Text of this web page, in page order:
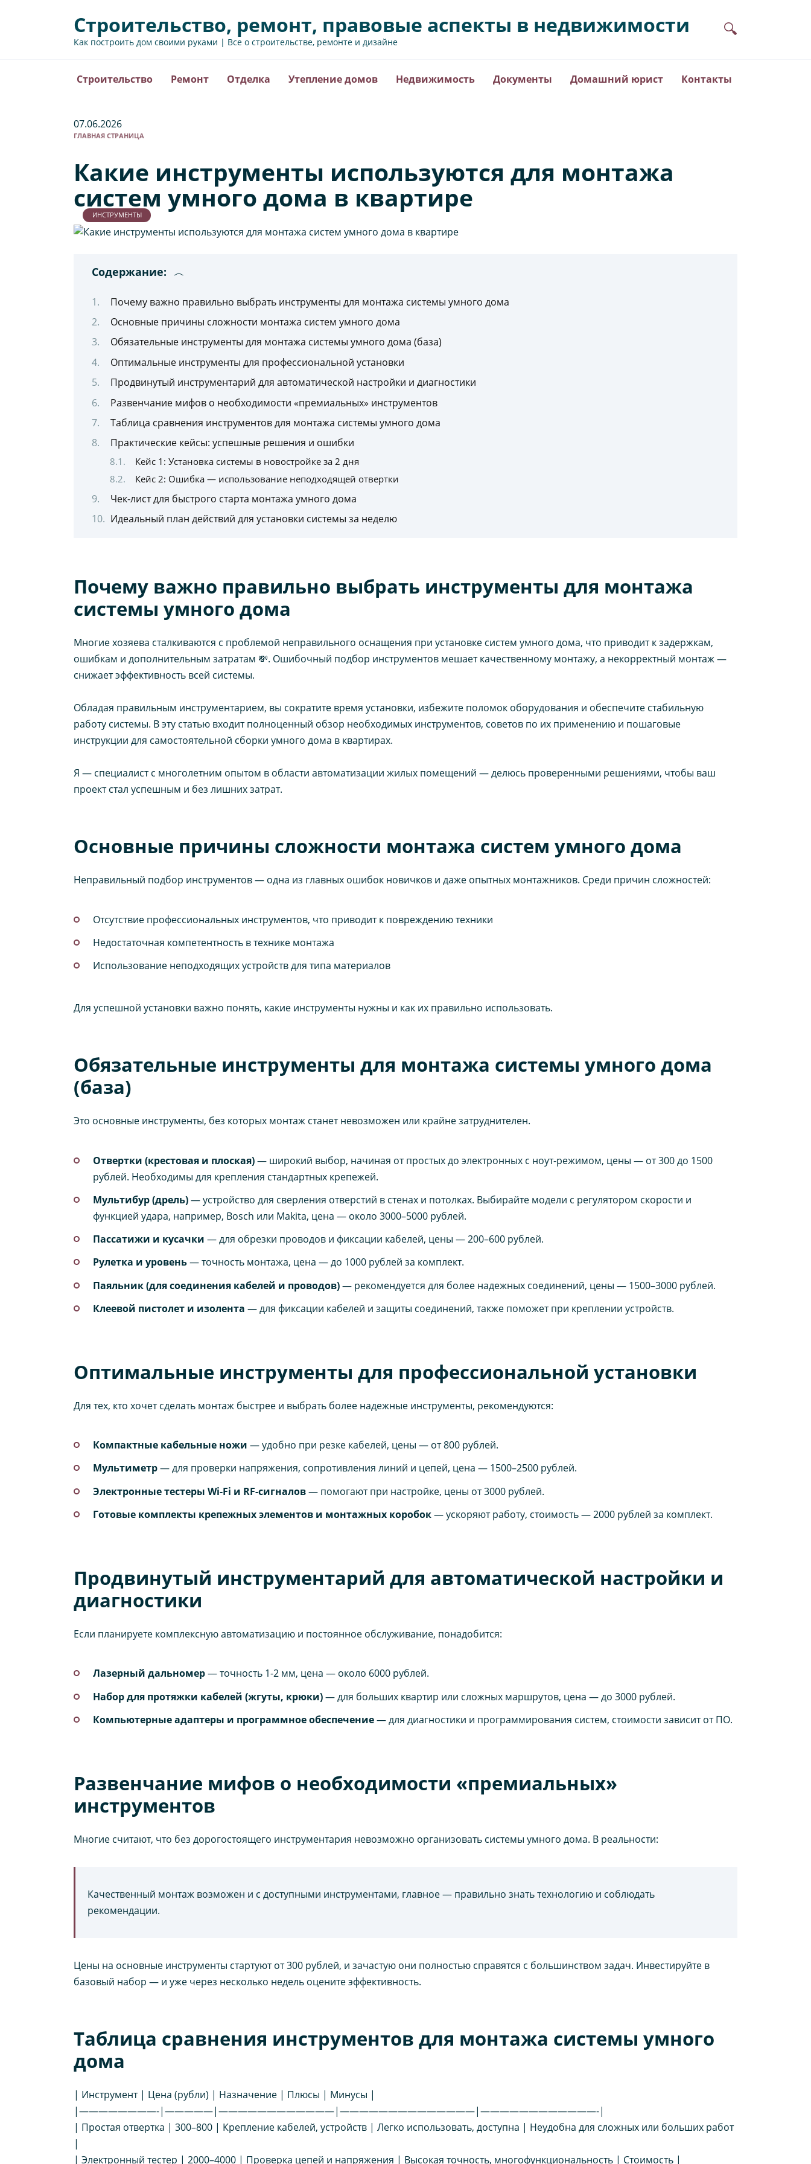
Строительство, ремонт, правовые аспекты в недвижимости
Как построить дом своими руками | Все о строительстве, ремонте и дизайне
Строительство Ремонт Отделка Утепление домов Недвижимость Документы Домашний юрист Контакты
07.06.2026
ГЛАВНАЯ СТРАНИЦА
Какие инструменты используются для монтажа
систем умного дома в квартире
ИНСТРУМЕНТЫ
Содержание:
Почему важно правильно выбрать инструменты для монтажа системы умного дома
Основные причины сложности монтажа систем умного дома
Обязательные инструменты для монтажа системы умного дома (база)
Оптимальные инструменты для профессиональной установки
Продвинутый инструментарий для автоматической настройки и диагностики
Развенчание мифов о необходимости «премиальных» инструментов
Таблица сравнения инструментов для монтажа системы умного дома
Практические кейсы: успешные решения и ошибки
Кейс 1: Установка системы в новостройке за 2 дня
Кейс 2: Ошибка — использование неподходящей отвертки
Чек-лист для быстрого старта монтажа умного дома
Идеальный план действий для установки системы за неделю
Почему важно правильно выбрать инструменты для монтажа
системы умного дома
Многие хозяева сталкиваются с проблемой неправильного оснащения при установке систем умного дома, что приводит к задержкам,
ошибкам и дополнительным затратам 💸. Ошибочный подбор инструментов мешает качественному монтажу, а некорректный монтаж —
снижает эффективность всей системы.
Обладая правильным инструментарием, вы сократите время установки, избежите поломок оборудования и обеспечите стабильную
работу системы. В эту статью входит полноценный обзор необходимых инструментов, советов по их применению и пошаговые
инструкции для самостоятельной сборки умного дома в квартирах.
Я — специалист с многолетним опытом в области автоматизации жилых помещений — делюсь проверенными решениями, чтобы ваш
проект стал успешным и без лишних затрат.
Основные причины сложности монтажа систем умного дома
Неправильный подбор инструментов — одна из главных ошибок новичков и даже опытных монтажников. Среди причин сложностей:
Отсутствие профессиональных инструментов, что приводит к повреждению техники
Недостаточная компетентность в технике монтажа
Использование неподходящих устройств для типа материалов
Для успешной установки важно понять, какие инструменты нужны и как их правильно использовать.
Обязательные инструменты для монтажа системы умного дома
(база)
Это основные инструменты, без которых монтаж станет невозможен или крайне затруднителен.
Отвертки (крестовая и плоская)— широкий выбор, начиная от простых до электронных с ноут-режимом, цены — от 300 до 1500
рублей. Необходимы для крепления стандартных крепежей.
Мультибур (дрель)— устройство для сверления отверстий в стенах и потолках. Выбирайте модели с регулятором скорости и
функцией удара, например, Bosch или Makita, цена — около 3000–5000 рублей.
Пассатижи и кусачки — для обрезки проводов и фиксации кабелей, цены — 200–600 рублей.
Рулетка и уровень— точность монтажа, цена — до 1000 рублей за комплект.
Паяльник (для соединения кабелей и проводов)— рекомендуется для более надежных соединений, цены — 1500–3000 рублей.
Клеевой пистолет и изолента — для фиксации кабелей и защиты соединений, также поможет при креплении устройств.
Оптимальные инструменты для профессиональной установки
Для тех, кто хочет сделать монтаж быстрее и выбрать более надежные инструменты, рекомендуются:
Компактные кабельные ножи — удобно при резке кабелей, цены — от 800 рублей.
Мультиметр— для проверки напряжения, сопротивления линий и цепей, цена — 1500–2500 рублей.
Электронные тестеры Wi-Fi и RF-сигналов— помогают при настройке, цены от 3000 рублей.
Готовые комплекты крепежных элементов и монтажных коробок— ускоряют работу, стоимость — 2000 рублей за комплект.
Продвинутый инструментарий для автоматической настройки и
диагностики
Если планируете комплексную автоматизацию и постоянное обслуживание, понадобится:
Лазерный дальномер— точность 1-2 мм, цена — около 6000 рублей.
Набор для протяжки кабелей (жгуты, крюки)— для больших квартир или сложных маршрутов, цена — до 3000 рублей.
Компьютерные адаптеры и программное обеспечение— для диагностики и программирования систем, стоимости зависит от ПО.
Развенчание мифов о необходимости «премиальных»
инструментов
Многие считают, что без дорогостоящего инструментария невозможно организовать системы умного дома. В реальности:
Качественный монтаж возможен и с доступными инструментами, главное — правильно знать технологию и соблюдать
рекомендации.
Цены на основные инструменты стартуют от 300 рублей, и зачастую они полностью справятся с большинством задач. Инвестируйте в
базовый набор — и уже через несколько недель оцените эффективность.
Таблица сравнения инструментов для монтажа системы умного
дома
| Инструмент | Цена (рубли) | Назначение | Плюсы | Минусы |
|————————-|—————|————————————|——————————————|————————————-|
| Простая отвертка | 300–800 | Крепление кабелей, устройств | Легко использовать, доступна | Неудобна для сложных или больших работ
|
| Электронный тестер | 2000–4000 | Проверка цепей и напряжения | Высокая точность, многофункциональность | Стоимость |